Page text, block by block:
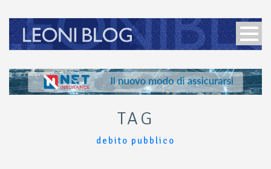
TAG
debito pubblico